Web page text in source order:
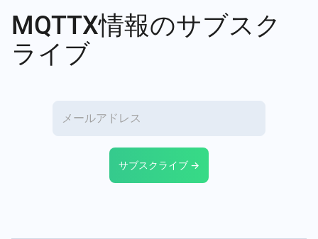
MQTTX情報のサブスク
ライブ
サブスクライブ →